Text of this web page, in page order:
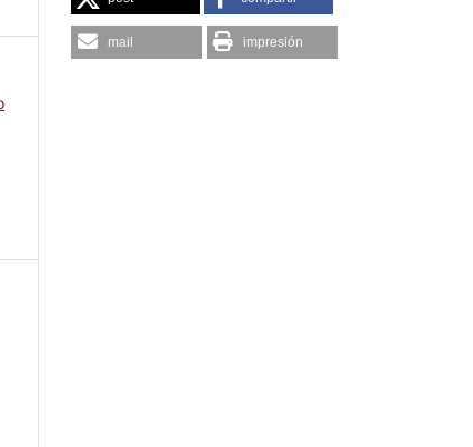
mail impresión